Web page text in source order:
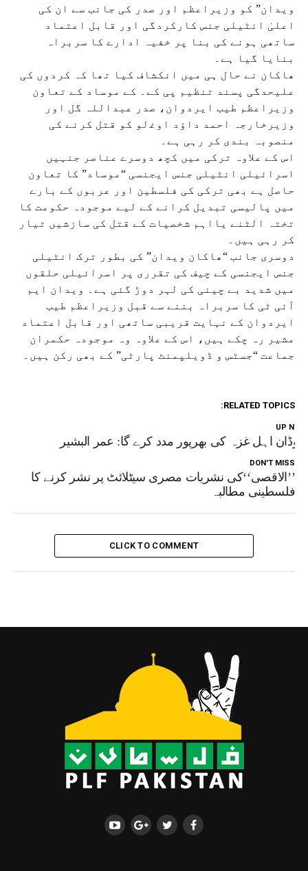
ویدان” کو وزیراعظم اور صدر کی جانب سے ان کی
اعلیٰ انٹیلی جنس کارکردگی اور قابل اعتماد
ساتھی ہونے کی بنا پر خفیہ ادارے کا سربراہ
بنایا گیا ہے۔
ھاکان نے حال ہی میں انکشاف کیا تھا کہ کردوں کی
علیحدگی پسند تنظیم پی کے۔ کے موساد کے تعاون
وزیراعظم طیب ایردوان، صدر عبداللہ گل اور
وزیرخارجہ احمد داؤد اوغ‍‍‍‌لو کو قتل کرنے کی
منصوبہ بندی کر رہی ہے۔
اس کے علاوہ ترکی میں کچھ دوسرے عناصر جنہیں
اسرائیلی انٹیلی جنس ایجنسی “موساد” کا تعاون
حاصل ہے بھی ترکی کی فلسطین اور عربوں کے بارے
میں پالیسی تبدیل کرانے کے لیے موجودہ حکومت کا
تختہ الٹنے یااہم شخصیات کے قتل کی سازشیں تیار
کر رہی ہیں۔
دوسری جانب “ھاکان ویدان” کی بطور ترک انٹیلی
جنس ایجنسی کے چیف کی تقرری پر اسرائیلی حلقوں
میں شدید بے چینی کی لہر دوڑ گئی ہے۔ ویدان ایم
آئی ٹی کا سربراہ بننے سے قبل وزیراعظم طیب
ایردوان کے نہایت قریبی ساتھی اور قابل اعتماد
مشیر رہ چکے ہیں، اس کے علاوہ وہ موجودہ حکمران
جماعت “جسٹس و ڈویلپمنٹ پارٹی” کے بھی رکن ہیں۔
RELATED TOPICS:
UP
اہل غزہ کی بھرپور مدد کرے گا: عمر البشیر
DON'T MISS
’’الاقصی‘‘کی نشریات مصری سیٹلائٹ پر نشر کرنے کا
فلسطینی مطالبہ
CLICK TO COMMENT